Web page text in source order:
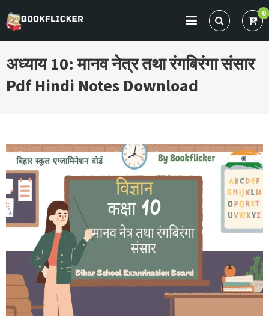
to
content
BOOKFLICKER NOTES
Gateway To Future
0
अध्याय 10: मानव नेत्र तथा रंगबिरंगा संसार
Pdf Hindi Notes Download